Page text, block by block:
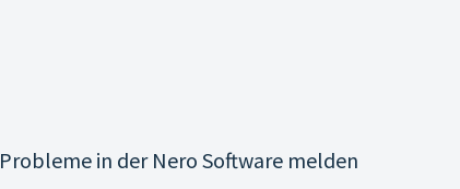
Probleme in der Nero Software melden